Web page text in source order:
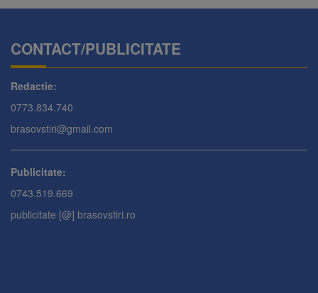
CONTACT/PUBLICITATE
Redactie:
0773.834.740
brasovstiri@gmail.com
Publicitate:
0743.519.669
publicitate [@] brasovstiri.ro